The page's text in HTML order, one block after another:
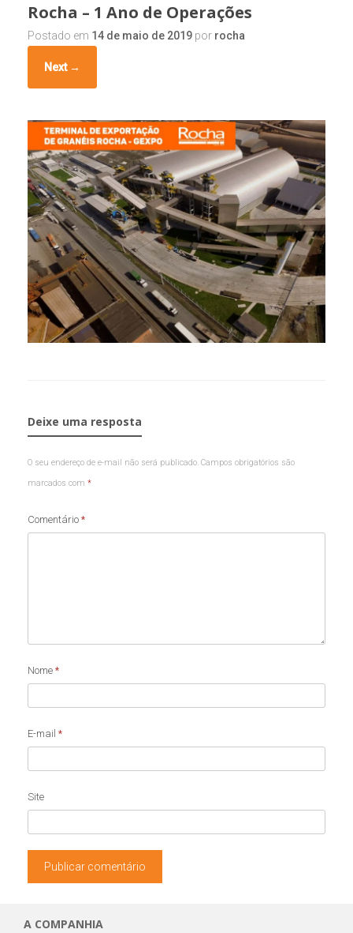
Rocha – 1 Ano de Operações
Postado em 14 de maio de 2019 por rocha
Next →
Deixe uma resposta
O seu endereço de e-mail não será publicado. Campos obrigatórios são
marcados com *
Comentário *
Nome *
E-mail *
Site
A COMPANHIA